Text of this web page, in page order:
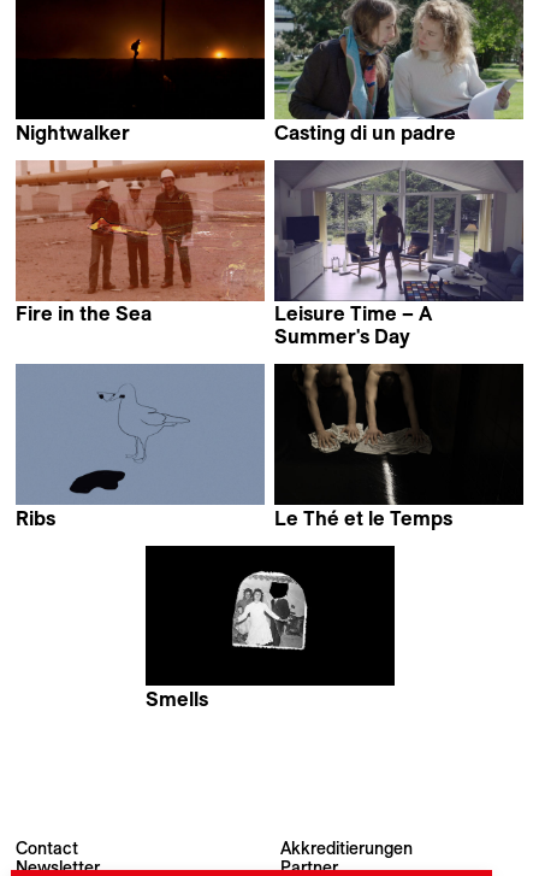
Nightwalker
Gianluca Cozza
Casting di un padre
Fire in the Sea
Leisure Time – A
Summer's Day
Ribs
Le Thé et le Temps
Smells
Contact
Newsletter
Akkreditierungen
Partner